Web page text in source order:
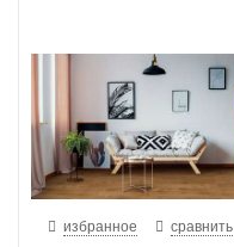
избранное сравнить